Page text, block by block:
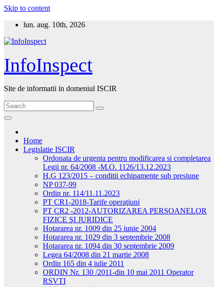
Skip to content
lun. aug. 10th, 2026
InfoInspect
Site de informatii in domeniul ISCIR
Home
Legislatie ISCIR
Ordonata de urgenta pentru modificarea si completarea
Legii nr. 64/2008 -M.O. 1126/13.12.2023
H.G 123/2015 – conditii echipamente sub presiune
NP 037-99
Ordin nr. 114/11.11.2023
PT CR1-2018-Tarife operaţiuni
PT CR2 -2012-AUTORIZAREA PERSOANELOR
FIZICE ŞI JURIDICE
Hotararea nr. 1009 din 25 iunie 2004
Hotararea nr. 1029 din 3 septembrie 2008
Hotararea nr. 1094 din 30 septembrie 2009
Legea 64/2008 din 21 martie 2008
Ordin 165 din 4 iulie 2011
ORDIN Nr. 130 /2011-din 10 mai 2011 Operator
RSVTI